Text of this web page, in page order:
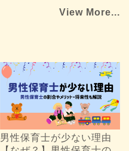
View More...
男性保育士が少ない理由